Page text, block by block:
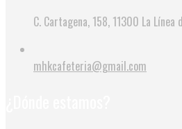
C. Cartagena, 158, 11300 La Línea
mhkcafeteria@gmail.com